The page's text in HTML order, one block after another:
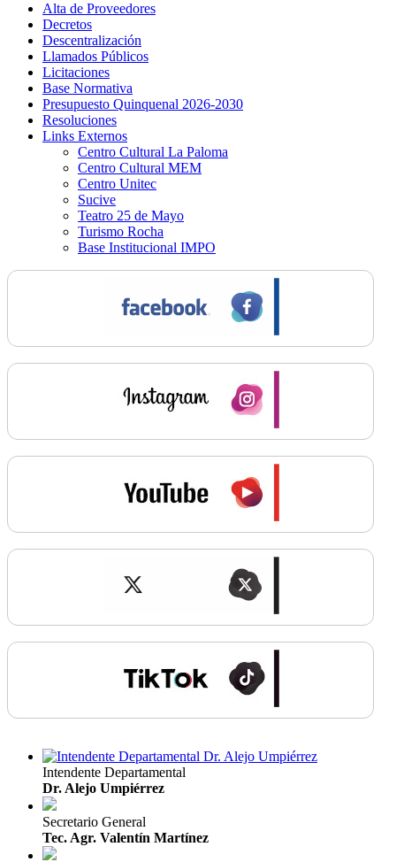
Alta de Proveedores
Decretos
Descentralización
Llamados Públicos
Licitaciones
Base Normativa
Presupuesto Quinquenal 2026-2030
Resoluciones
Links Externos
Centro Cultural La Paloma
Centro Cultural MEM
Centro Unitec
Sucive
Teatro 25 de Mayo
Turismo Rocha
Base Institucional IMPO
Intendente Departamental
Dr. Alejo Umpiérrez
Secretario General
Tec. Agr. Valentín Martínez